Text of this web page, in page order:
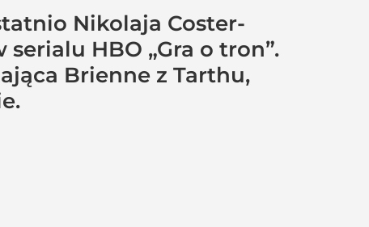
Nikolaja Coster-
HBO „Gra o tron”.
Brienne z Tarthu,